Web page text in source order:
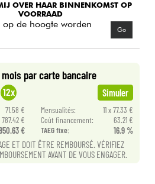
OVER HAAR BINNENKOMST OP
VOORRAAD
de hoogte worden
Go
par carte bancaire
12x Simuler
71.58 € Mensualités:
11 x 77.33 €
787.42 € Coût financement:
63.21 €
€ TAEG fixe: 16.9 %
ET DOIT ÊTRE REMBOURSÉ. VÉRIFIEZ
AVANT DE VOUS ENGAGER.